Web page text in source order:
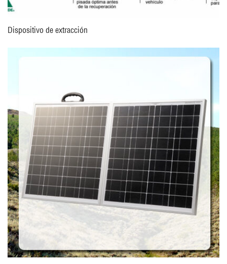
Dispositivo de extracción